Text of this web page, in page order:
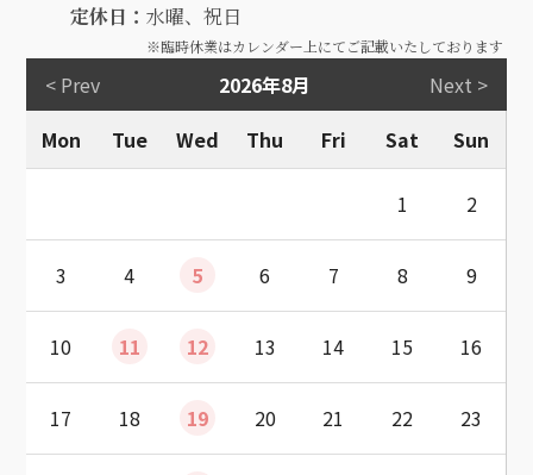
定休日：水曜、祝日
※臨時休業はカレンダー上にてご記載いたしております
< Prev 2026年8月
Next >
Mon
Tue Wed Thu Fri Sat Sun
1 2
3 4 5 6 7 8 9
10 11 12 13 14 15 16
17 18 19 20 21 22 23